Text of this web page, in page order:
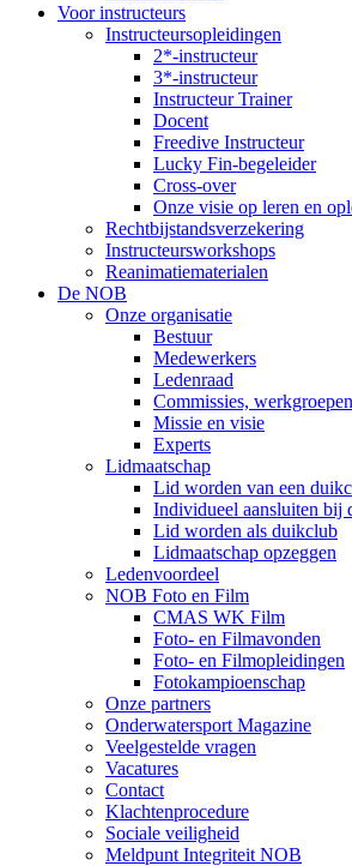
Voor instructeurs
Instructeursopleidingen
2*-instructeur
3*-instructeur
Instructeur Trainer
Docent
Freedive Instructeur
Lucky Fin-begeleider
Cross-over
Onze visie op leren en
Rechtbijstandsverzekering
Instructeursworkshops
Reanimatiematerialen
De NOB
Onze organisatie
Bestuur
Medewerkers
Ledenraad
Commissies,
Missie en visie
Experts
Lidmaatschap
Lid worden van een
Individueel aansluiten bij
Lid worden als duikclub
Lidmaatschap opzeggen
Ledenvoordeel
NOB Foto en Film
CMAS WK Film
Foto- en Filmavonden
Foto- en Filmopleidingen
Fotokampioenschap
Onze partners
Onderwatersport Magazine
Veelgestelde vragen
Vacatures
Contact
Klachtenprocedure
Sociale veiligheid
Meldpunt Integriteit NOB